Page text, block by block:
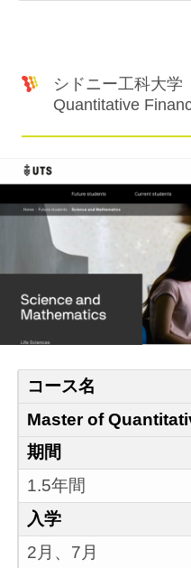
シドニー工科大学
Quantitative
コース名
Master of
期間
1.5年間
入学
2月、7月